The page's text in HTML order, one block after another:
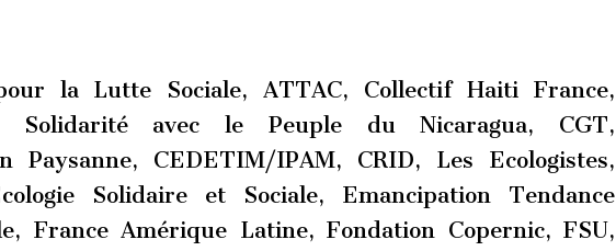
la Lutte Sociale, ATTAC, Collectif Haiti France,
Solidarité avec le Peuple du Nicaragua, CGT,
Paysanne, CEDETIM/IPAM, CRID, Les Ecologistes,
Solidaire et Sociale, Emancipation Tendance
France Amérique Latine, Fondation Copernic, FSU,